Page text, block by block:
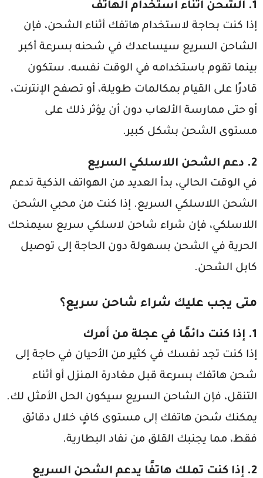
1.
الشحن أثناء استخدام الهاتف
إذا كنت بحاجة لاستخدام هاتفك أثناء الشحن، فإن
الشاحن السريع سيساعدك في شحنه بسرعة أكبر
بينما تقوم باستخدامه في الوقت نفسه. ستكون
قادرًا على القيام بمكالمات طويلة، أو تصفح الإنترنت،
أو حتى ممارسة الألعاب دون أن يؤثر ذلك على
مستوى الشحن بشكل كبير.
2.
دعم الشحن اللاسلكي السريع
في الوقت الحالي، بدأ العديد من الهواتف الذكية تدعم
الشحن اللاسلكي السريع. إذا كنت من محبي الشحن
اللاسلكي، فإن شراء شاحن لاسلكي سريع سيمنحك
الحرية في الشحن بسهولة دون الحاجة إلى توصيل
كابل الشحن.
متى يجب عليك شراء شاحن سريع؟
1.
إذا كنت دائمًا في عجلة من أمرك
إذا كنت تجد نفسك في كثير من الأحيان في حاجة إلى
شحن هاتفك بسرعة قبل مغادرة المنزل أو أثناء
التنقل، فإن الشاحن السريع سيكون الحل الأمثل لك.
يمكنك شحن هاتفك إلى مستوى كافٍ خلال دقائق
فقط، مما يجنبك القلق من نفاد البطارية.
2.
إذا كنت تملك هاتفًا يدعم الشحن السريع